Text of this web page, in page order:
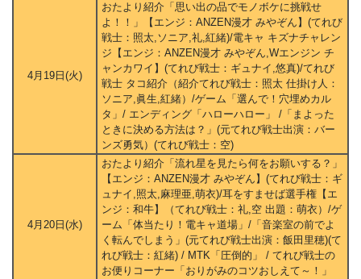
4月19日(火)
おたより紹介「思い出の品でモノボケに挑戦せ
よ！！」【エンジ：ANZEN漫才 みやぞん】(てれび
戦士：照太,ソニア,礼,紅緒)/電キャ キズナチャレン
ジ【エンジ：ANZEN漫才 みやぞん,Wエンジン チ
ャンカワイ】(てれび戦士：ギュナイ,悠真)/てれび
戦士 タコ紹介（紹介てれび戦士：照太 仕掛け人：
ソニア,眞生,紅緒）/ゲーム「選んで！穴埋めカル
タ」/ エンディング「ハローハロー」 /「まよった
ときに決める方法は？」(元てれび戦士出演：バー
ンズ勇気）(てれび戦士：空)
4月20日(水)
おたより紹介「流れ星を見たら何をお願いする？」
【エンジ：ANZEN漫才 みやぞん】(てれび戦士：ギ
ュナイ,照太,麻理亜,萌衣)/耳をすませば選手権【エ
ンジ：和牛】（てれび戦士：礼,空 出題：萌衣）/ゲ
ーム「体当たり！電キャ道場」/「音楽室の前でよ
く転んでしまう」(元てれび戦士出演：飯田里穂)(て
れび戦士：紅緒) / MTK「圧倒的」 / てれび戦士の
お便りコーナー「おりがみのコツおしえて～！」